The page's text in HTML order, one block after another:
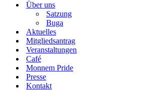
Über uns
Satzung
Buga
Aktuelles
Mitgliedsantrag
Veranstaltungen
Café
Monnem Pride
Presse
Kontakt